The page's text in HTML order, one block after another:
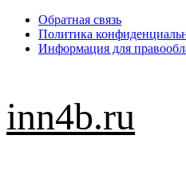
Перейти
содержимому
Обратная связь
Политика
Информация для
inn4b.ru